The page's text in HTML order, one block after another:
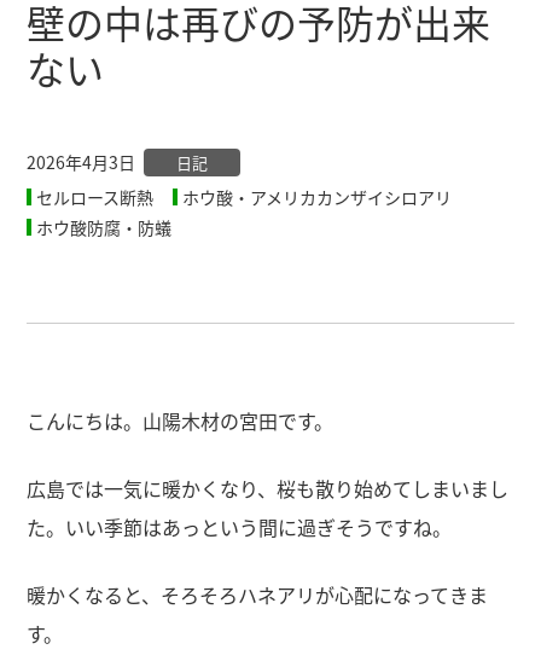
壁の中は再びの予防が出来
ない
2026年4月3日 日記
セルロース断熱
ホウ酸・アメリカカンザイシロアリ
ホウ酸防腐・防蟻
こんにちは。山陽木材の宮田です。
広島では一気に暖かくなり、桜も散り始めてしまいまし
た。いい季節はあっという間に過ぎそうですね。
暖かくなると、そろそろハネアリが心配になってきま
す。